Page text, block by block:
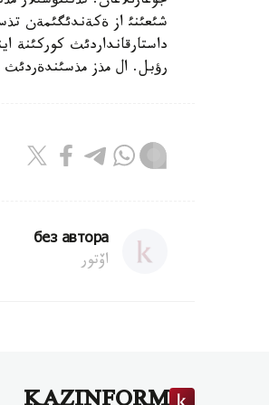
شئعئنئ از ةكةندئگئمةن
رؤبل. ال مذز مذسئندةردئث ةث ارزانئ - 3000
без автора
اۆتور